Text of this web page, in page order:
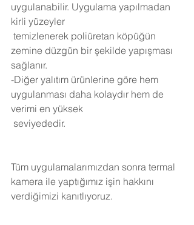
uygulanabilir. Uygulama yapılmadan
kirli yüzeyler
zemine düzgün bir şekilde yapışması
sağlanır.
-Diğer yalıtım ürünlerine göre hem
uygulanması daha kolaydır hem de
verimi en yüksek
seviyededir.
Tüm uygulamalarımızdan sonra termal
kamera ile yaptığımız işin hakkını
verdiğimizi kanıtlıyoruz.